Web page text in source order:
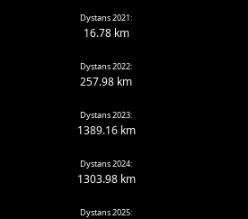
Dystans 2021:
16.78 km
Dystans 2022:
257.98 km
Dystans 2023:
1389.16 km
Dystans 2024:
1303.98 km
Dystans 2025: